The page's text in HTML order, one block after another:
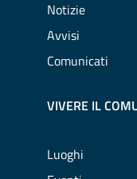
Notizie
Avvisi
Comunicati
VIVERE IL
Luoghi